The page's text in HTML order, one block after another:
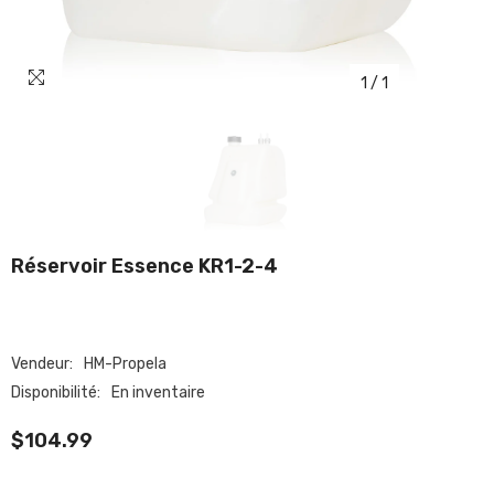
1 / 1
Réservoir Essence KR1-2-4
Vendeur:
HM-Propela
Disponibilité:
En inventaire
$104.99